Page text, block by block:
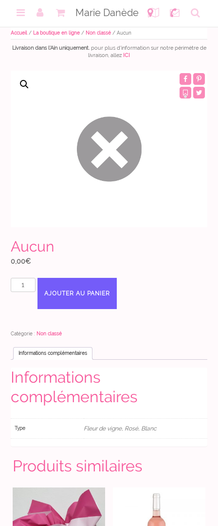
Marie Danède
Accueil / La boutique en ligne / Non classé / Aucun
Livraison dans l'Ain uniquement.pour plus d'information sur notre périmètre de
livraison, allez ICI
Aucun
0,00€
quantité
AJOUTER AU PANIER
Catégorie : Non classé
Informations complémentaires
Informations
complémentaires
Type Fleur de vigne, Rosé, Blanc
Produits similaires